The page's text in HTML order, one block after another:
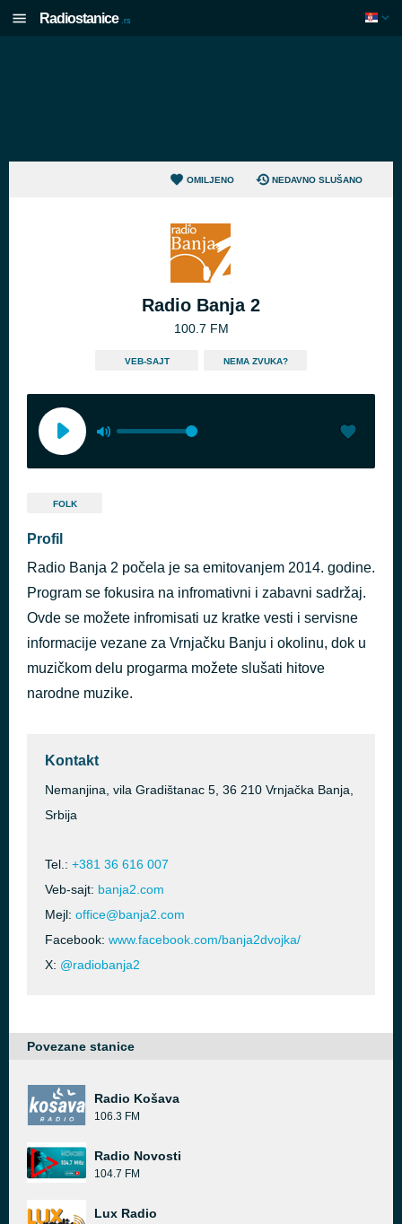
Radiostanice .rs
OMILJENO NEDAVNO SLUŠANO
Radio Banja 2
100.7 FM
VEB-SAJT NEMA ZVUKA?
FOLK
Profil
Radio Banja 2 počela je sa emitovanjem 2014. godine.
Program se fokusira na infromativni i zabavni sadržaj.
Ovde se možete infromisati uz kratke vesti i servisne
informacije vezane za Vrnjačku Banju i okolinu, dok u
muzičkom delu progarma možete slušati hitove
narodne muzike.
Kontakt
Nemanjina, vila Gradištanac 5, 36 210 Vrnjačka Banja,
Srbija
Tel.: +381 36 616 007
Veb-sajt: banja2.com
Mejl: office@banja2.com
Facebook: www.facebook.com/banja2dvojka/
X: @radiobanja2
Povezane stanice
Radio Košava
106.3 FM
Radio Novosti
104.7 FM
Lux Radio